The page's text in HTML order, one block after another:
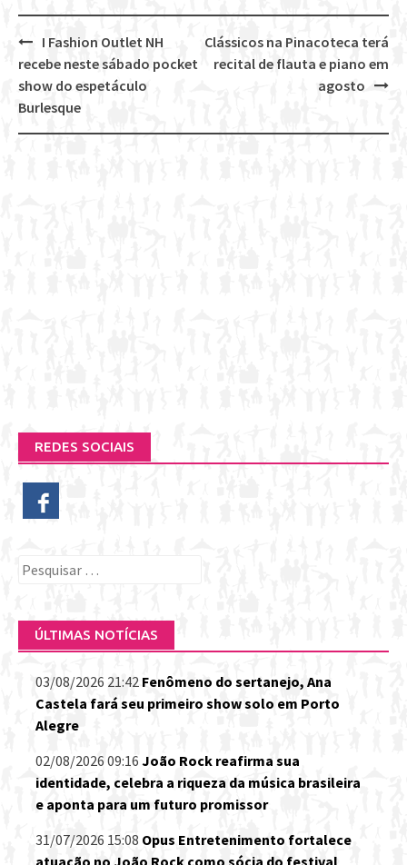
Post
navigation
Clássicos na Pinacoteca terá
recital de flauta e piano em
agosto
I Fashion Outlet NH
recebe neste sábado pocket
show do espetáculo
Burlesque
REDES SOCIAIS
Pesquisar
ÚLTIMAS NOTÍCIAS
03/08/2026 21:42 Fenômeno do sertanejo, Ana
Castela fará seu primeiro show solo em Porto
Alegre
02/08/2026 09:16 João Rock reafirma sua
identidade, celebra a riqueza da música brasileira
e aponta para um futuro promissor
31/07/2026 15:08 Opus Entretenimento fortalece